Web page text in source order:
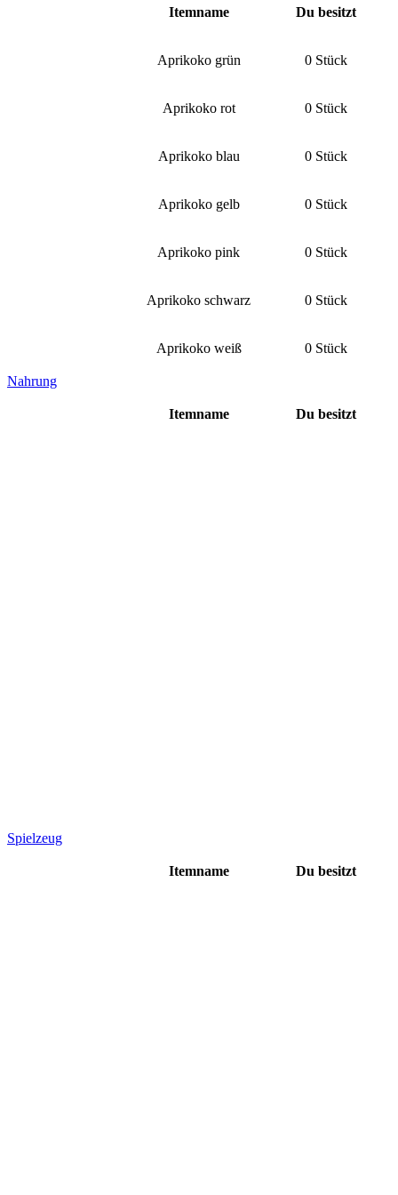
Itemname Du besitzt
Aprikoko grün 0 Stück
Aprikoko rot 0 Stück
Aprikoko blau 0 Stück
Aprikoko gelb 0 Stück
Aprikoko pink 0 Stück
Aprikoko schwarz 0 Stück
Aprikoko weiß 0 Stück
Nahrung
Itemname Du besitzt
Spielzeug
Itemname Du besitzt